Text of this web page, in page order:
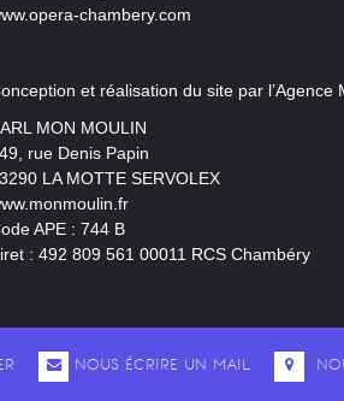
chambery.com
et réalisation du site par l’Agence
MON MOULIN
rue Denis Papin
LA MOTTE SERVOLEX
APE : 744 B
: 492 809 561 00011 RCS Chambéry
NOUS ÉCRIRE UN MAIL